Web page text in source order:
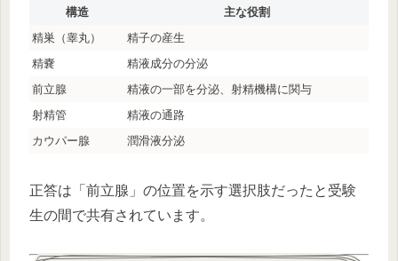
構造
主な役割
精巣（睾丸）
精子の産生
精嚢
精液成分の分泌
前立腺
精液の一部を分泌、射精機構に関与
射精管
精液の通路
カウパー腺
潤滑液分泌
正答は「前立腺」の位置を示す選択肢だったと受験
生の間で共有されています。